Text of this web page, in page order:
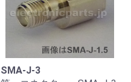
SMA-J-3
カートへ進む